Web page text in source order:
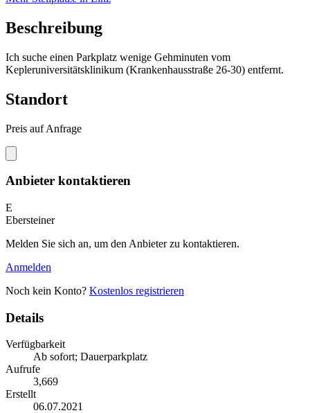
Beschreibung
Ich suche einen Parkplatz wenige Gehminuten vom
Kepleruniversitätsklinikum (Krankenhausstraße 26-30) entfernt.
Standort
Preis auf Anfrage
Anbieter kontaktieren
E
Ebersteiner
Melden Sie sich an, um den Anbieter zu kontaktieren.
Anmelden
Noch kein Konto? Kostenlos registrieren
Details
Verfügbarkeit
Ab sofort; Dauerparkplatz
Aufrufe
3,669
Erstellt
06.07.2021